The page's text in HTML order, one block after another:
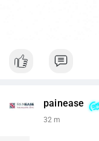
painease
32 m